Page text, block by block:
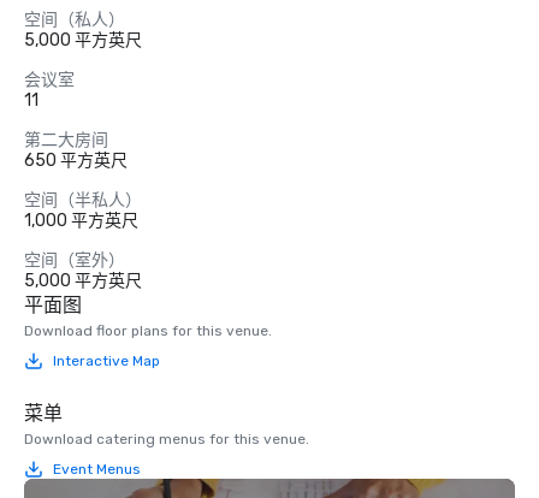
空间（私人）
5,000 平方英尺
会议室
11
第二大房间
650 平方英尺
空间（半私人）
1,000 平方英尺
空间（室外）
5,000 平方英尺
平面图
Download floor plans for this venue.
Interactive Map
菜单
Download catering menus for this venue.
Event Menus